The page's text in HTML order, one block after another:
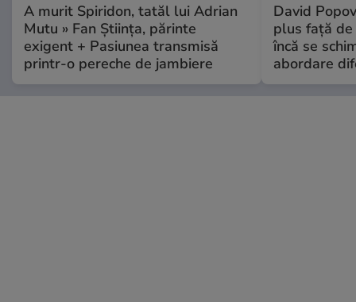
A murit Spiridon, tatăl lui Adrian
Mutu » Fan Știința, părinte
exigent + Pasiunea transmisă
printr-o pereche de jambiere
David
plus față de
încă se
abordare